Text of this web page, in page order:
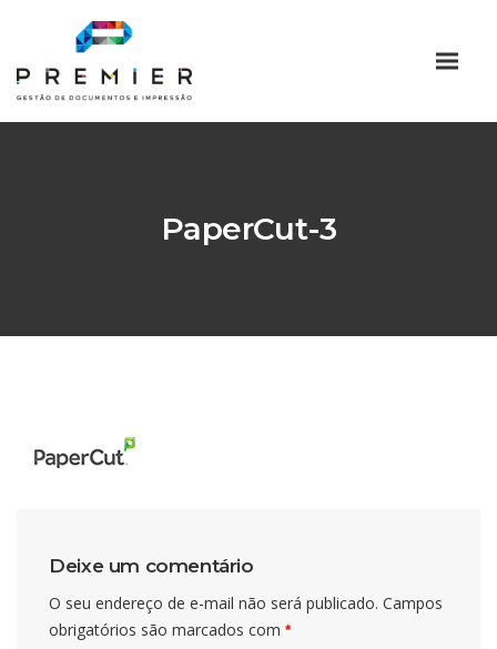
PaperCut-3
Deixe um comentário
O seu endereço de e-mail não será publicado. Campos
obrigatórios são marcados com*